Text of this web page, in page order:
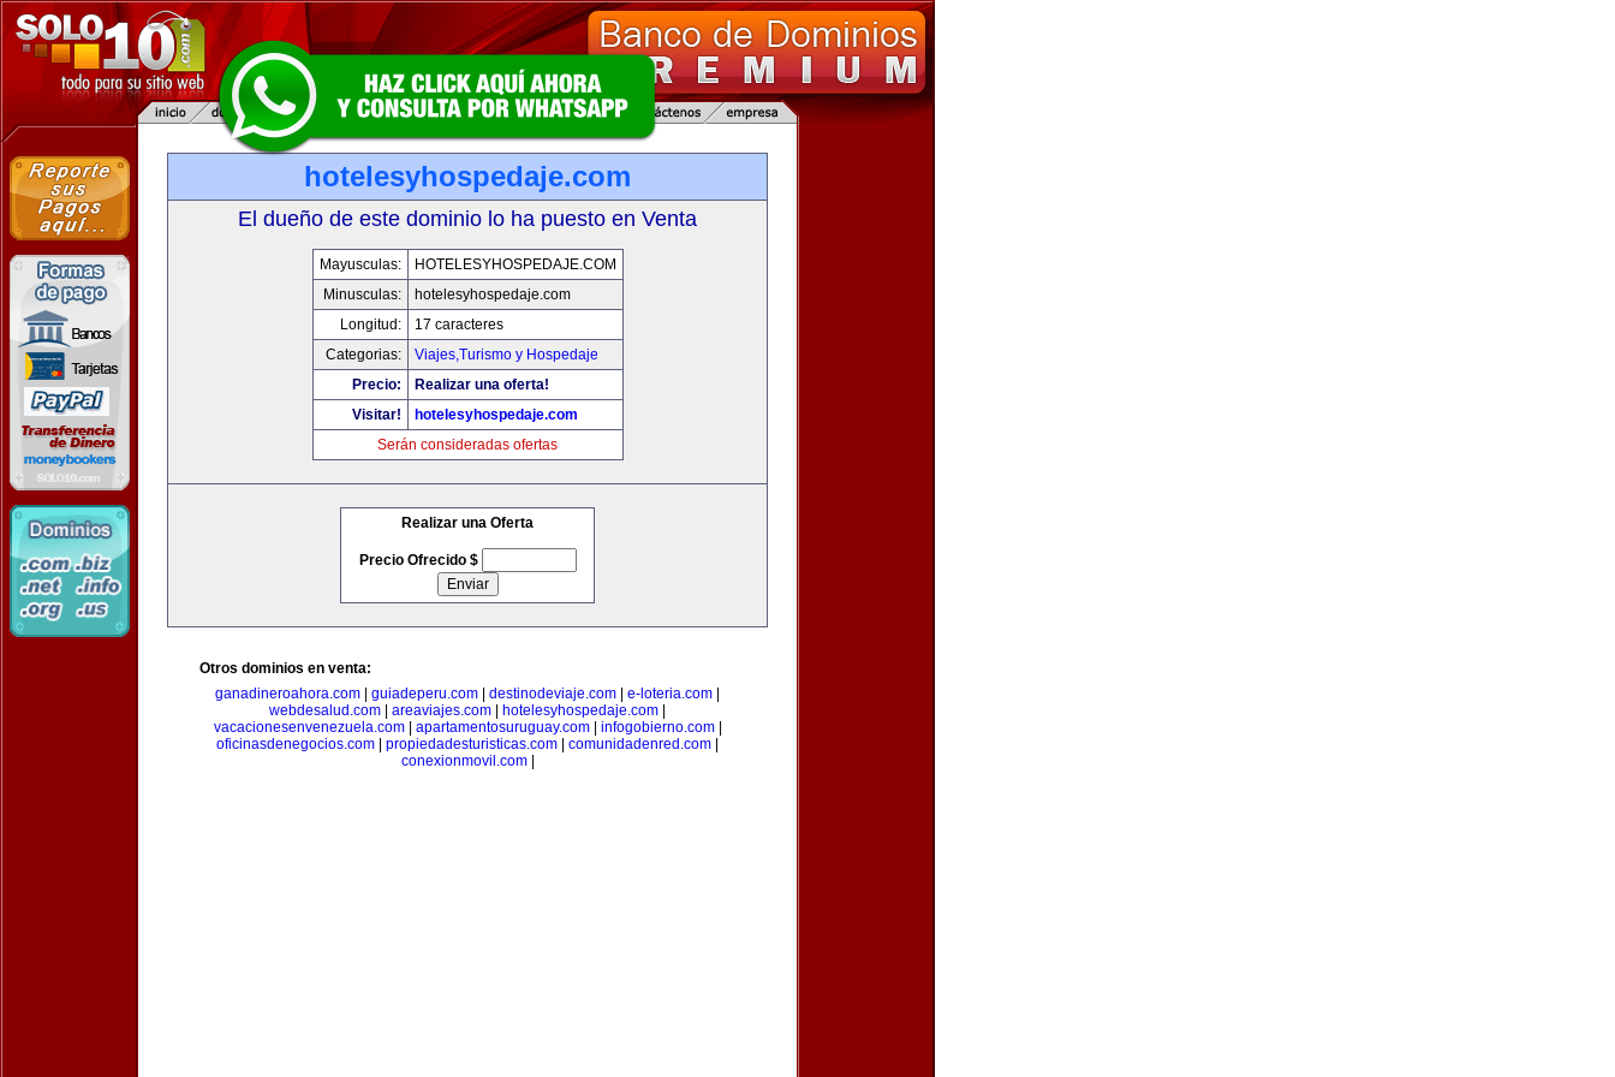
hotelesyhospedaje.com
El dueño de este dominio lo ha puesto en Venta
Mayusculas:
HOTELESYHOSPEDAJE.COM
Minusculas:
hotelesyhospedaje.com
Longitud:
17 caracteres
Categorias:
Viajes,Turismo y Hospedaje
Precio:
Realizar una oferta!
Visitar!
hotelesyhospedaje.com
Serán consideradas ofertas
Realizar una Oferta
Precio Ofrecido $
Otros dominios en venta:
ganadineroahora.com
guiadeperu.com destinodeviaje.com e-loteria.com
webdesalud.com
areaviajes.com hotelesyhospedaje.com
vacacionesenvenezuela.com| apartamentosuruguay.com| infogobierno.com|
oficinasdenegocios.com
propiedadesturisticas.com comunidadenred.com
conexionmovil.com|